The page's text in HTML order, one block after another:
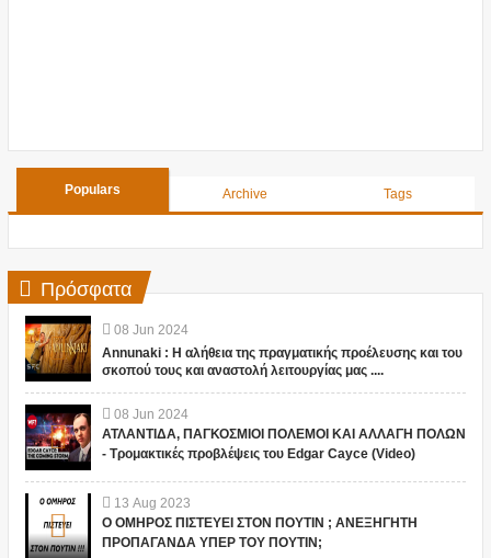
Populars Archive Tags
Πρόσφατα
08 Jun 2024
Annunaki : Η αλήθεια της πραγματικής προέλευσης και του
σκοπού τους και αναστολή λειτουργίας μας ....
08 Jun 2024
ΑΤΛΑΝΤΙΔΑ, ΠΑΓΚΟΣΜΙΟΙ ΠΟΛΕΜΟΙ ΚΑΙ ΑΛΛΑΓΗ ΠΟΛΩΝ
- Τρομακτικές προβλέψεις του Edgar Cayce (Video)
13 Aug 2023
Ο ΟΜΗΡΟΣ ΠΙΣΤΕΥΕΙ ΣΤΟΝ ΠΟΥΤΙΝ ; ΑΝΕΞΗΓΗΤΗ
ΠΡΟΠΑΓΑΝΔΑ ΥΠΕΡ ΤΟΥ ΠΟΥΤΙΝ;